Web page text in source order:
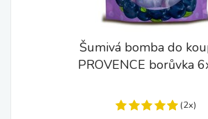
Šumivá bomba do
PROVENCE borůvka
(2x)